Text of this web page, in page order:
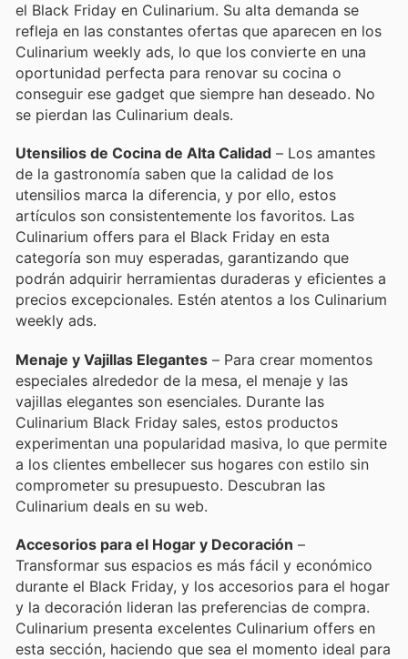
el Black Friday en Culinarium. Su alta demanda se
refleja en las constantes ofertas que aparecen en los
Culinarium weekly ads, lo que los convierte en una
oportunidad perfecta para renovar su cocina o
conseguir ese gadget que siempre han deseado. No
se pierdan las Culinarium deals.
Utensilios de Cocina de Alta Calidad – Los amantes
de la gastronomía saben que la calidad de los
utensilios marca la diferencia, y por ello, estos
artículos son consistentemente los favoritos. Las
Culinarium offers para el Black Friday en esta
categoría son muy esperadas, garantizando que
podrán adquirir herramientas duraderas y eficientes a
precios excepcionales. Estén atentos a los Culinarium
weekly ads.
Menaje y Vajillas Elegantes – Para crear momentos
especiales alrededor de la mesa, el menaje y las
vajillas elegantes son esenciales. Durante las
Culinarium Black Friday sales, estos productos
experimentan una popularidad masiva, lo que permite
a los clientes embellecer sus hogares con estilo sin
comprometer su presupuesto. Descubran las
Culinarium deals en su web.
Accesorios para el Hogar y Decoración –
Transformar sus espacios es más fácil y económico
durante el Black Friday, y los accesorios para el hogar
y la decoración lideran las preferencias de compra.
Culinarium presenta excelentes Culinarium offers en
esta sección, haciendo que sea el momento ideal para